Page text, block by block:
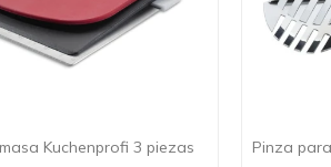
Kuchenprofi 3 piezas Pinza